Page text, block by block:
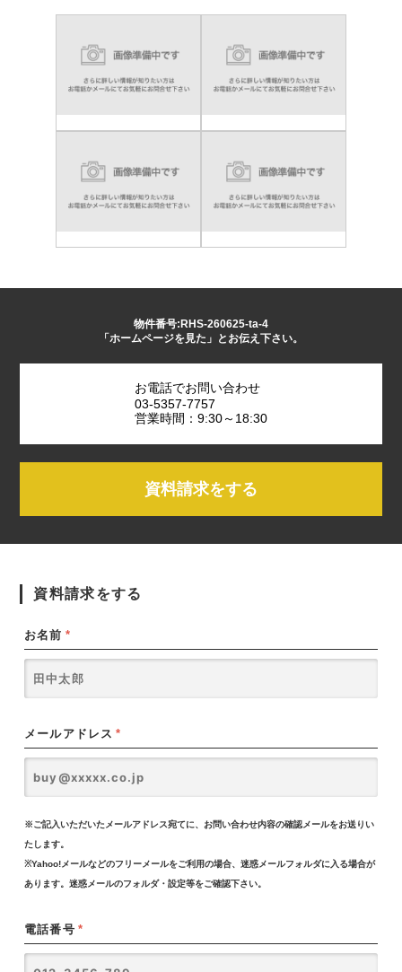
物件番号:RHS-260625-ta-4
「ホームページを見た」とお伝え下さい。
お電話でお問い合わせ
03-5357-7757
営業時間：9:30～18:30
資料請求をする
資料請求をする
お名前 *
メールアドレス *
※ご記入いただいたメールアドレス宛てに、お問い合わせ内容の確認メールをお送りい
たします。
※Yahoo!メールなどのフリーメールをご利用の場合、迷惑メールフォルダに入る場合が
あります。迷惑メールのフォルダ・設定等をご確認下さい。
電話番号 *